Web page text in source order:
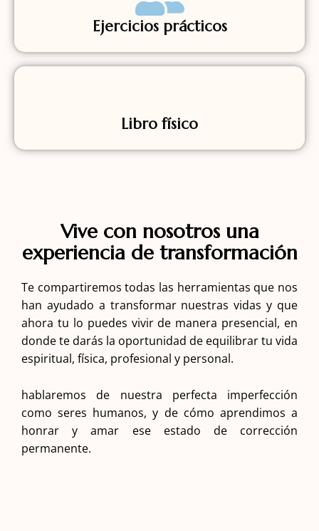
Ejercicios prácticos
Libro físico
Vive con nosotros una
experiencia de transformación
Te compartiremos todas las herramientas que nos
han ayudado a transformar nuestras vidas y que
ahora tu lo puedes vivir de manera presencial, en
donde te darás la oportunidad de equilibrar tu vida
espiritual, física, profesional y personal.
hablaremos de nuestra perfecta imperfección
como seres humanos, y de cómo aprendimos a
honrar y amar ese estado de corrección
permanente.